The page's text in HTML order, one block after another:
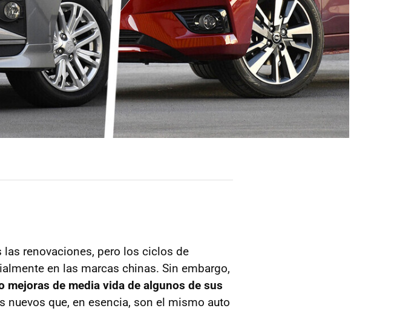
renovaciones, pero los ciclos de
en las marcas chinas. Sin embargo,
mejoras de media vida de algunos de sus
nuevos que, en esencia, son el mismo auto